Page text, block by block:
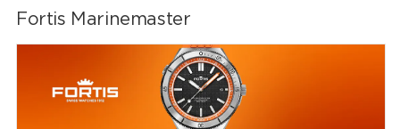
Fortis Marinemaster